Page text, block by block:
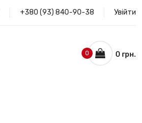
+380 (93) 840-90-38 Увійти
0 грн.
0